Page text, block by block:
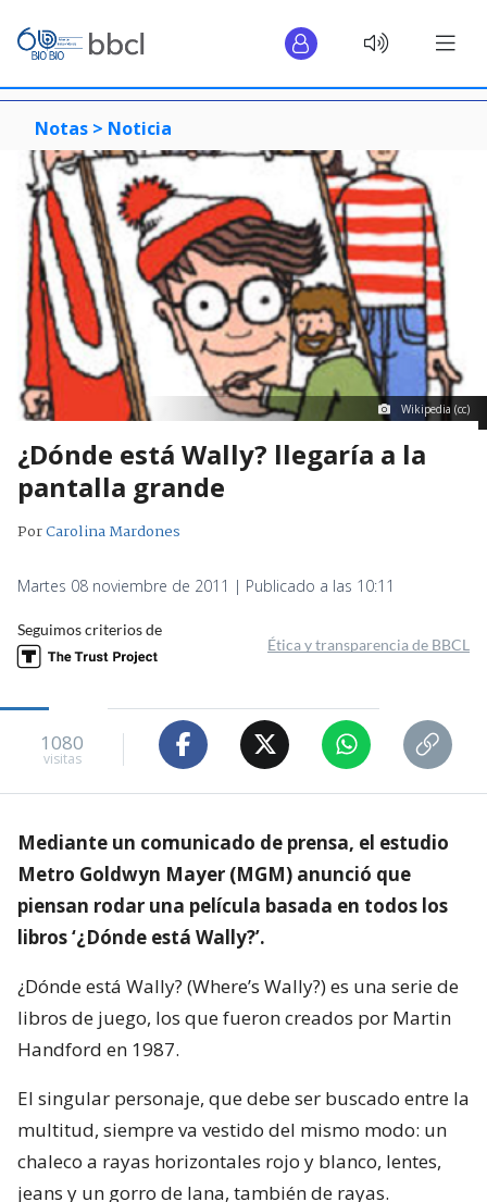
Notas > Noticia
Wikipedia (cc)
¿Dónde está Wally? llegaría a la
pantalla grande
PorCarolina Mardones
Martes 08 noviembre de 2011 | Publicado a las 10:11
Seguimos criterios de
Ética y transparencia de BBCL
1080
visitas
Mediante un comunicado de prensa, el estudio
Metro Goldwyn Mayer (MGM) anunció que
piensan rodar una película basada en todos los
libros ‘¿Dónde está Wally?’.
¿Dónde está Wally? (Where’s Wally?) es una serie de
libros de juego, los que fueron creados por Martin
Handford en 1987.
El singular personaje, que debe ser buscado entre la
multitud, siempre va vestido del mismo modo: un
chaleco a rayas horizontales rojo y blanco, lentes,
jeans y un gorro de lana, también de rayas.